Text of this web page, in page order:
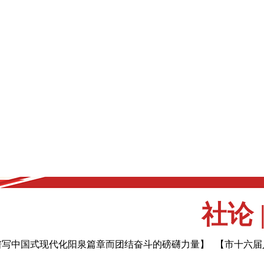
社论
国式现代化阳泉篇章而团结奋斗的磅礴力量】 【市十六届